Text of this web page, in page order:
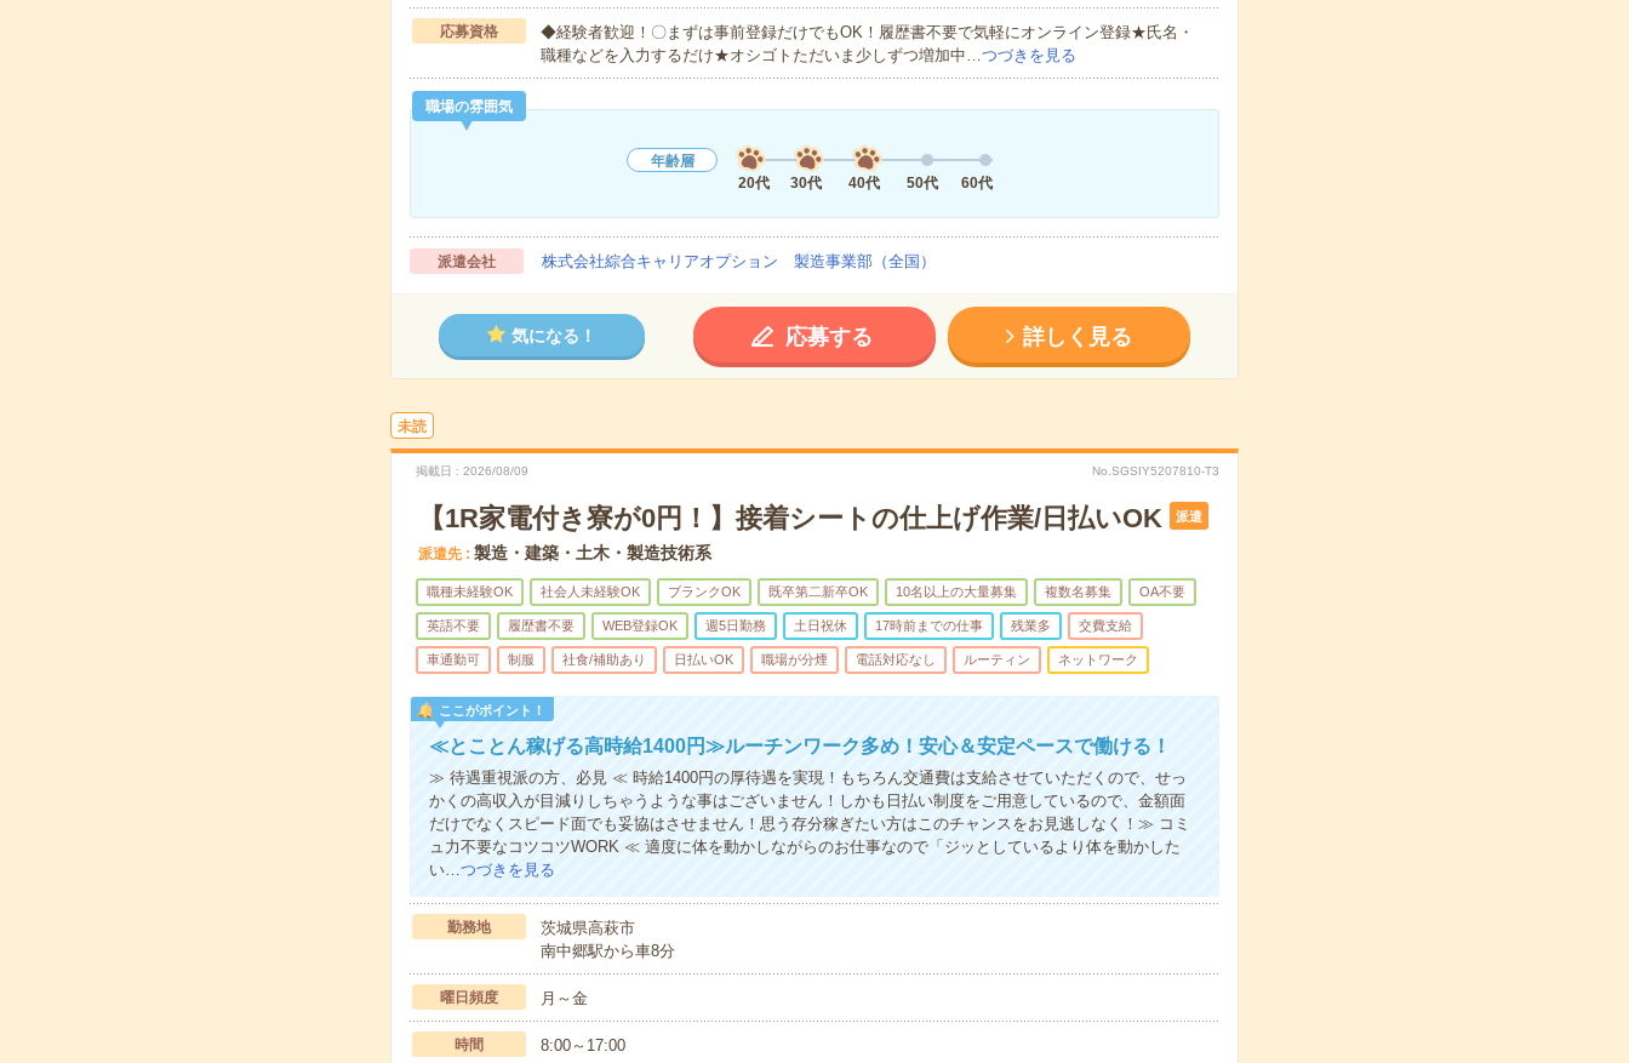
応募資格
◆経験者歓迎！〇まずは事前登録だけでもOK！履歴書不要で気軽にオンライン登録★氏名・
職種などを入力するだけ★オシゴトただいま少しずつ増加中…つづきを見る
職場の雰囲気
年齢層
20代
30代 40代 50代 60代
派遣会社 株式会社綜合キャリアオプション 製造事業部（全国）
気になる！ 応募する 詳しく見る
未読
掲載日 2026/08/09 No.SGSIY5207810-T3
【1R家電付き寮が0円！】接着シートの仕上げ作業/日払いOK 派遣
派遣先 製造・建築・土木・製造技術系
職種未経験OK 社会人未経験OK ブランクOK 既卒第二新卒OK 10名以上の大量募集 複数名募集 OA不要
英語不要 履歴書不要 WEB登録OK 週5日勤務 土日祝休 17時前までの仕事 残業多 交費支給
車通勤可 制服 社食/補助あり 日払いOK 職場が分煙 電話対応なし ルーティン ネットワーク
ここがポイント！
≪とことん稼げる高時給1400円≫ルーチンワーク多め！安心＆安定ペースで働ける！
≫ 待遇重視派の方、必見 ≪ 時給1400円の厚待遇を実現！もちろん交通費は支給させていただくので、せっ
かくの高収入が目減りしちゃうような事はございません！しかも日払い制度をご用意しているので、金額面
だけでなくスピード面でも妥協はさせません！思う存分稼ぎたい方はこのチャンスをお見逃しなく！≫ コミ
ュ力不要なコツコツWORK ≪ 適度に体を動かしながらのお仕事なので「ジッとしているより体を動かした
い…つづきを見る
勤務地
茨城県高萩市
南中郷駅から車8分
曜日頻度 月～金
時間 8:00～17:00